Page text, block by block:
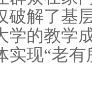
破解了基
学的教学
实现“老